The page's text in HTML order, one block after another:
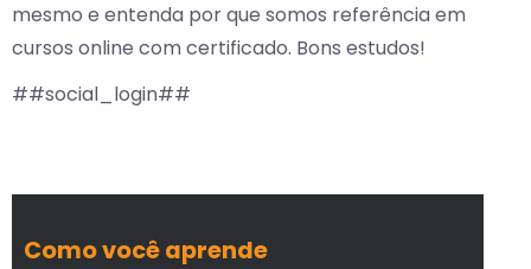
mesmo e entenda por que somos referência em
cursos online com certificado. Bons estudos!
##social_login##
Como você aprende